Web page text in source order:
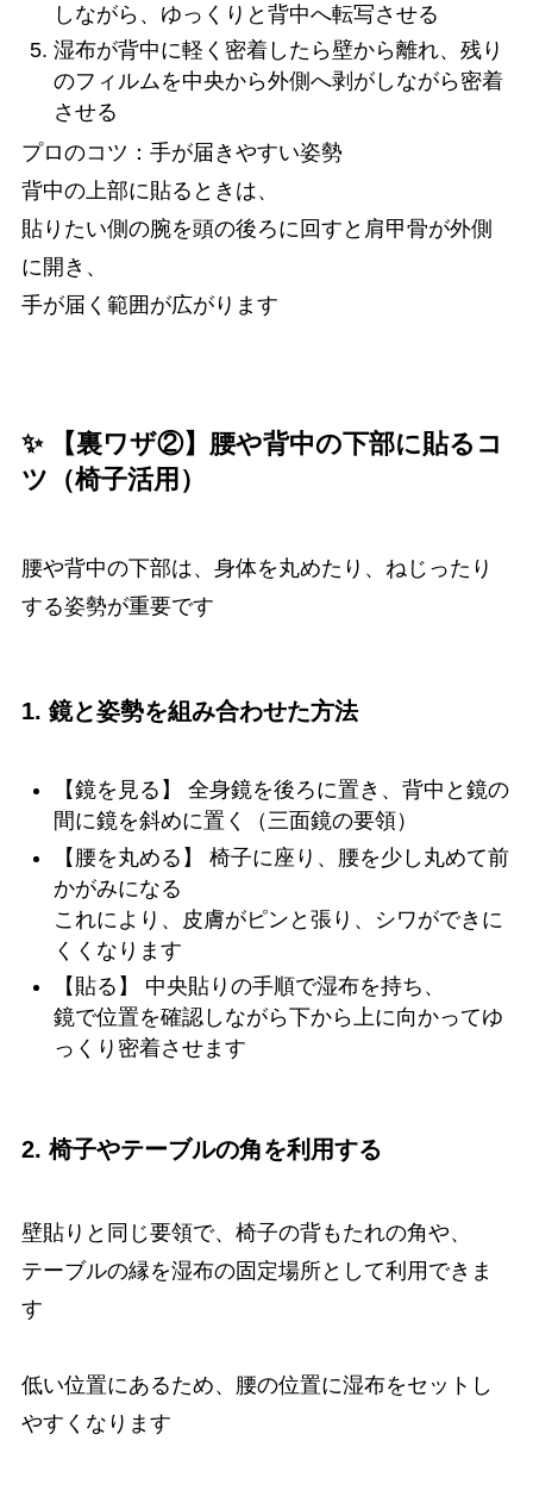
しながら、ゆっくりと背中へ転写させる
湿布が背中に軽く密着したら壁から離れ、残り
のフィルムを中央から外側へ剥がしながら密着
させる
プロのコツ：手が届きやすい姿勢
背中の上部に貼るときは、
貼りたい側の腕を頭の後ろに回すと肩甲骨が外側
に開き、
手が届く範囲が広がります
✨ 【裏ワザ②】腰や背中の下部に貼るコ
ツ（椅子活用）
腰や背中の下部は、身体を丸めたり、ねじったり
する姿勢が重要です
1. 鏡と姿勢を組み合わせた方法
【鏡を見る】 全身鏡を後ろに置き、背中と鏡の
間に鏡を斜めに置く（三面鏡の要領）
【腰を丸める】 椅子に座り、腰を少し丸めて前
かがみになる
これにより、皮膚がピンと張り、シワができに
くくなります
【貼る】 中央貼りの手順で湿布を持ち、
鏡で位置を確認しながら下から上に向かってゆ
っくり密着させます
2. 椅子やテーブルの角を利用する
壁貼りと同じ要領で、椅子の背もたれの角や、
テーブルの縁を湿布の固定場所として利用できま
す
低い位置にあるため、腰の位置に湿布をセットし
やすくなります